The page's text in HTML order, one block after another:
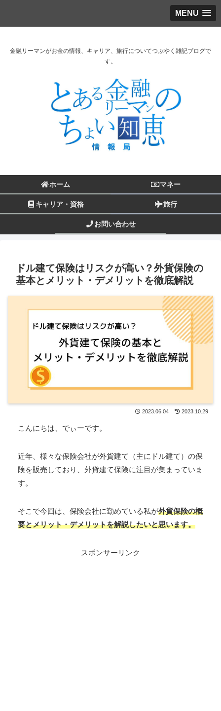
MENU
金融リーマンがお金の情報、キャリア、旅行についてつぶやく雑記ブログで
す。
ホーム マネー
キャリア・資格 旅行
お問い合わせ
ドル建て保険はリスクが高い？外貨保険の
基本とメリット・デメリットを徹底解説
2023.06.04 2023.10.29
こんにちは、でぃーです。
近年、様々な保険会社が外貨建て（主にドル建て）の保
険を販売しており、外貨建て保険に注目が集まっていま
す。
そこで今回は、保険会社に勤めている私が外貨保険の概
要とメリット・デメリットを解説したいと思います。
スポンサーリンク